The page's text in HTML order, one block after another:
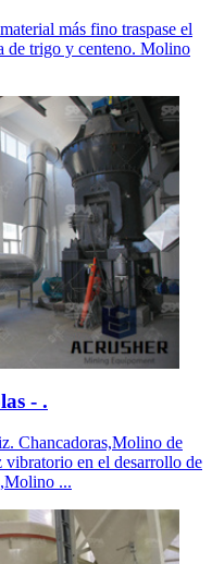
más fino traspase el
de trigo y centeno. Molino
- .
Chancadoras,Molino de
en el desarrollo de
...